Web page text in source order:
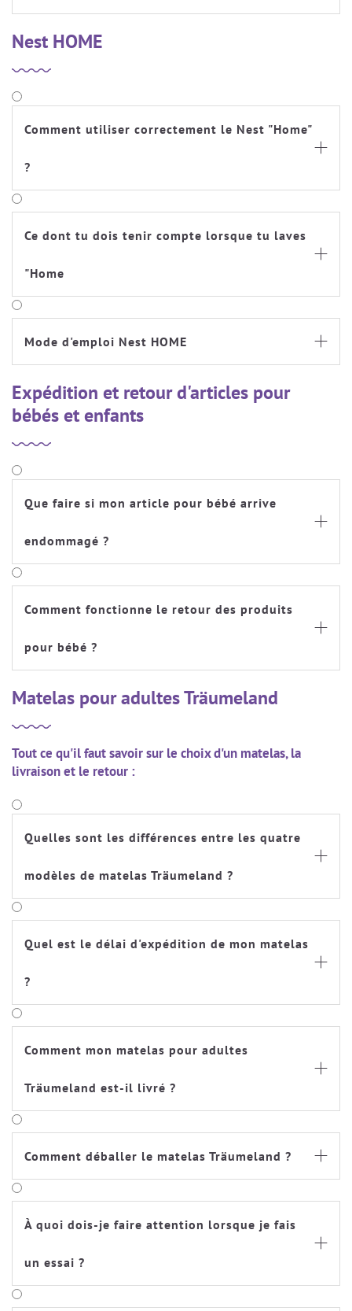
Nest HOME
Comment utiliser correctement le Nest "Home"
?

Ce dont tu dois tenir compte lorsque tu laves
"Home

Mode d'emploi Nest HOME 
Expédition et retour d'articles pour
bébés et enfants
Que faire si mon article pour bébé arrive
endommagé ?

Comment fonctionne le retour des produits
pour bébé ?

Matelas pour adultes Träumeland
Tout ce qu'il faut savoir sur le choix d'un matelas, la
livraison et le retour :
Quelles sont les différences entre les quatre
modèles de matelas Träumeland ?

Quel est le délai d'expédition de mon matelas
?

Comment mon matelas pour adultes
Träumeland est-il livré ?

Comment déballer le matelas Träumeland ? 
À quoi dois-je faire attention lorsque je fais
un essai ?
